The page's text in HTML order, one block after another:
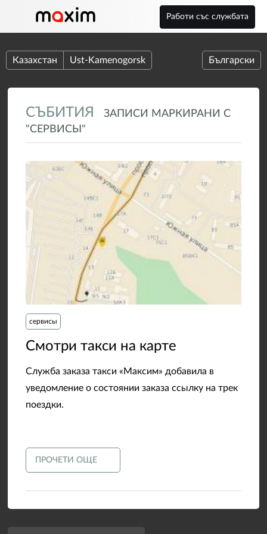
Работи със службата
Казахстан Ust-Kamenogorsk Български
СЪБИТИЯ
ЗАПИСИ МАРКИРАНИ С
"СЕРВИСЫ"
сервисы
​Смотри такси на карте
Служба заказа такси «Максим» добавила в
уведомление о состоянии заказа ссылку на трек
поездки.
ПРОЧЕТИ ОЩЕ